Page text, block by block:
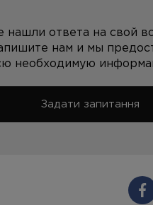
нашли ответа на свой
нам и мы
необходимую
Задати запитання